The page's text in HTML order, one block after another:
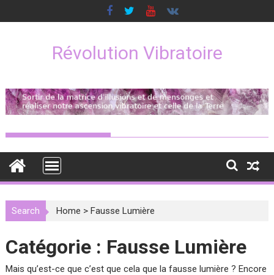
to
Révolution Vibratoire
Search Home >Fausse Lumière
Catégorie : Fausse Lumière
Mais qu’est-ce que c’est que cela que la fausse lumière ? Encore